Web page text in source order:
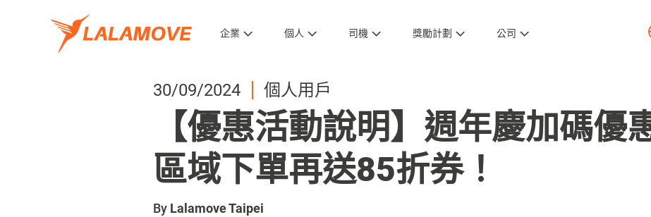
企業 個人 司機 獎勵計劃 公司
30/09/2024 個人用戶
【優惠活動說明】週年慶加碼優
區域下單再送85折券！
By Lalamove Taipei